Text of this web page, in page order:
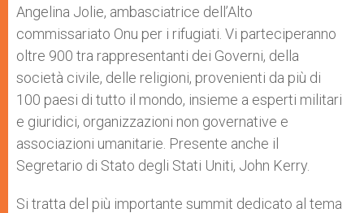
Angelina Jolie, ambasciatrice dell’Alto
commissariato Onu per i rifugiati. Vi parteciperanno
oltre 900 tra rappresentanti dei Governi, della
società civile, delle religioni, provenienti da più di
100 paesi di tutto il mondo, insieme a esperti militari
e giuridici, organizzazioni non governative e
associazioni umanitarie. Presente anche il
Segretario di Stato degli Stati Uniti, John Kerry.
Si tratta del più importante summit dedicato al tema